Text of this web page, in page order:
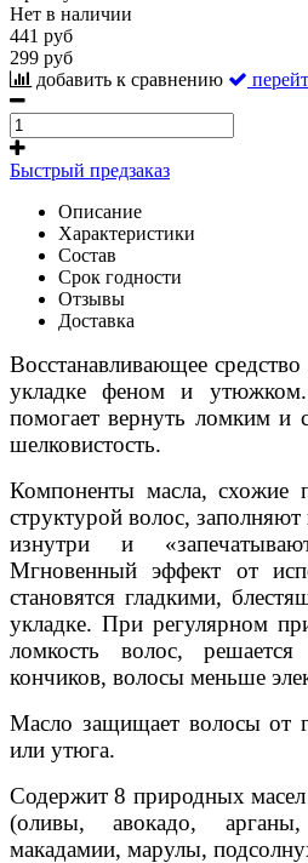
Нет в наличии
441 руб
299 руб
добавить к сравнению
Быстрый предзаказ
Описание
Характеристики
Состав
Срок годности
Отзывы
Доставка
Восстанавливающее
укладке феном и
помогает вернуть ломким и
шелковистость.
Компоненты масла, схожие
структурой волос,
изнутри и
Мгновенный эффект от
становятся гладкими,
укладке. При регулярном
ломкость волос,
кончиков, волосы меньше
Масло защищает волосы от
или утюга.
Содержит 8 природных масел
(оливы, авокадо,
макадамии, марулы,